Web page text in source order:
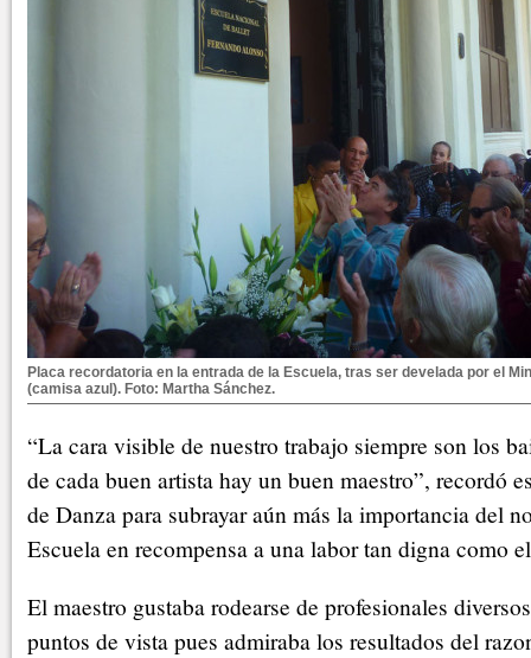
Placa recordatoria en la entrada de la Escuela, tras ser develada por el
(camisa azul). Foto: Martha Sánchez.
“La cara visible de nuestro trabajo siempre son los
de cada buen artista hay un buen maestro”, recordó
de Danza para subrayar aún más la importancia del
Escuela en recompensa a una labor tan digna como
El maestro gustaba rodearse de profesionales
puntos de vista pues admiraba los resultados del